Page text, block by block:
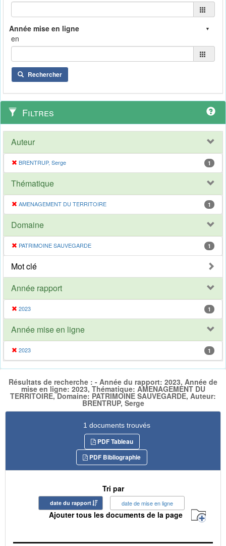
en
Rechercher
Filtres
Auteur
BRENTRUP, Serge 1
Thématique
AMENAGEMENT DU TERRITOIRE 1
Domaine
PATRIMOINE SAUVEGARDE 1
Mot clé
Année rapport
2023 1
Année mise en ligne
2023 1
Résultats de recherche : - Année du rapport: 2023, Année de
mise en ligne: 2023, Thématique: AMENAGEMENT DU
TERRITOIRE, Domaine: PATRIMOINE SAUVEGARDE, Auteur:
BRENTRUP, Serge
1 documents trouvés
PDF Tableau
PDF Bibliographie
Tri par
date du rapport date de mise en ligne
Ajouter tous les documents de la page